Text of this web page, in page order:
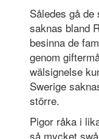
Således gå
saknas bland
besinna de
genom
wälsignelse
Swerige
större.
Pigor råka i
så mycket